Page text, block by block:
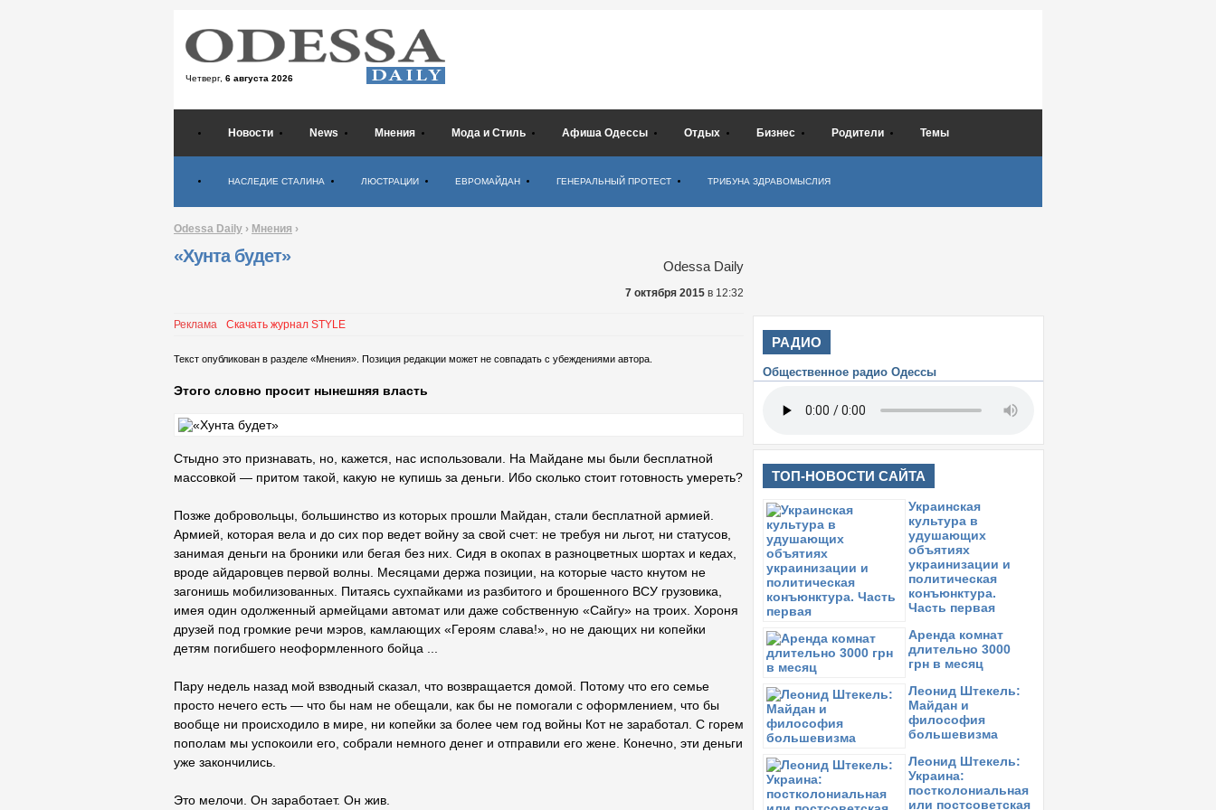
Четверг, 6 августа 2026
Новости News Мнения Мода и Стиль Афиша Одессы Отдых Бизнес Родители Темы
НАСЛЕДИЕ СТАЛИНА ЛЮСТРАЦИИ ЕВРОМАЙДАН ГЕНЕРАЛЬНЫЙ ПРОТЕСТ ТРИБУНА ЗДРАВОМЫСЛИЯ
Odessa Daily › Мнения ›
«Хунта будет»
Odessa Daily
7 октября 2015 в 12:32
Реклама Скачать журнал STYLE
Текст опубликован в разделе «Мнения». Позиция редакции может не совпадать с убеждениями автора.
Этого словно просит нынешняя власть
Стыдно это признавать, но, кажется, нас использовали. На Майдане мы были бесплатной
массовкой — притом такой, какую не купишь за деньги. Ибо сколько стоит готовность умереть?
Позже добровольцы, большинство из которых прошли Майдан, стали бесплатной армией.
Армией, которая вела и до сих пор ведет войну за свой счет: не требуя ни льгот, ни статусов,
занимая деньги на броники или бегая без них. Сидя в окопах в разноцветных шортах и кедах,
вроде айдаровцев первой волны. Месяцами держа позиции, на которые часто кнутом не
загонишь мобилизованных. Питаясь сухпайками из разбитого и брошенного ВСУ грузовика,
имея один одолженный армейцами автомат или даже собственную «Сайгу» на троих. Хороня
друзей под громкие речи мэров, камлающих «Героям слава!», но не дающих ни копейки
детям погибшего неоформленного бойца ...
Пару недель назад мой взводный сказал, что возвращается домой. Потому что его семье
просто нечего есть — что бы нам не обещали, как бы не помогали с оформлением, что бы
вообще ни происходило в мире, ни копейки за более чем год войны Кот не заработал. С горем
пополам мы успокоили его, собрали немного денег и отправили его жене. Конечно, эти деньги
уже закончились.
Это мелочи. Он заработает. Он жив.
РАДИО
Общественное радио Одессы
ТОП-НОВОСТИ САЙТА
Украинская
культура в
удушающих
объятиях
украинизации и
политическая
конъюнктура.
Часть первая
Аренда комнат
длительно 3000
грн в месяц
Леонид Штекель:
Майдан и
философия
большевизма
Леонид Штекель:
Украина:
постколониальная
или постсоветская